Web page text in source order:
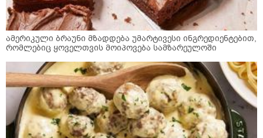
ამერიკული ბრაუნი მზადდება უმარტივესი ინგრედიენტებით,
რომლებიც ყოველთვის მოიპოვება სამზარეულოში